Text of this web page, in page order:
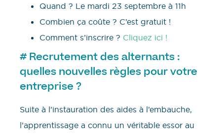
Quand ? Le mardi 23 septembre à 11h
Combien ça coûte ? C’est gratuit !
Comment s’inscrire ? Cliquez ici !
# Recrutement des alternants :
quelles nouvelles règles pour votre
entreprise ?
Suite à l’instauration des aides à l’embauche,
l’apprentissage a connu un véritable essor au